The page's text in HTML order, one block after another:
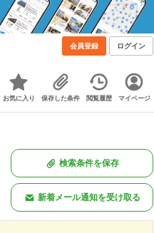
会員登録 ログイン
お気に入り 保存した条件 閲覧履歴 マイページ
検索条件を保存
新着メール通知を受け取る